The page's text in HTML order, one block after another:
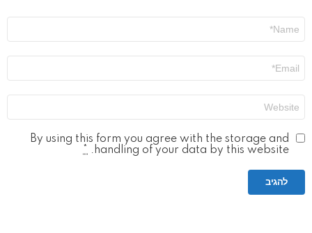
By using this form you agree with the storage and
handling of your data by this website.